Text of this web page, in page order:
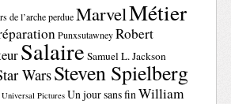
de l’arche perdue MarvelMétier
Punxsutawney Robert
Salaire Samuel L. Jackson
WarsSteven Spielberg
Universal Pictures Un jour sans finWilliam